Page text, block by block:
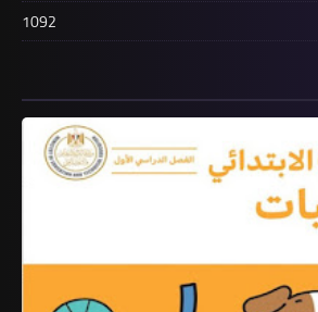
1092